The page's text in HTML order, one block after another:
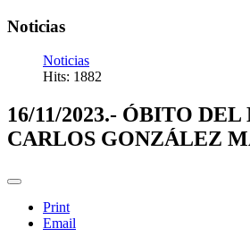
Noticias
Noticias
Hits: 1882
16/11/2023.- ÓBITO
CARLOS GONZÁLEZ
Print
Email